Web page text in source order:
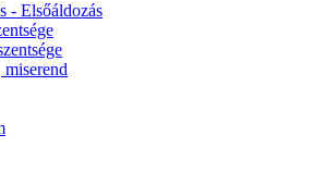
- Elsőáldozás
miserend